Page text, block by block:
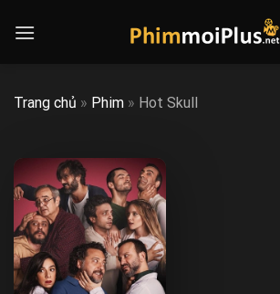
Trang chủ » Phim » Hot Skull